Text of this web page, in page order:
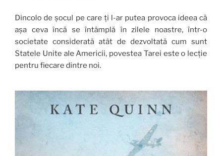
Dincolo de șocul pe care ți l-ar putea provoca ideea că
așa ceva încă se întâmplă în zilele noastre, într-o
societate considerată atât de dezvoltată cum sunt
Statele Unite ale Americii, povestea Tarei este o lecție
pentru fiecare dintre noi.